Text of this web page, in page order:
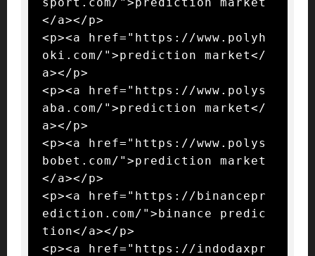
</a></p>
<p><a href="https://www.polyh
oki.com/">prediction market</
a></p>
<p><a href="https://www.polys
aba.com/">prediction market</
a></p>
<p><a href="https://www.polys
bobet.com/">prediction market
</a></p>
<p><a href="https://binancepr
ediction.com/">binance predic
tion</a></p>
<p><a href="https://indodaxpr